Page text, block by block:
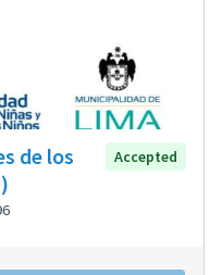
de los
Accepted